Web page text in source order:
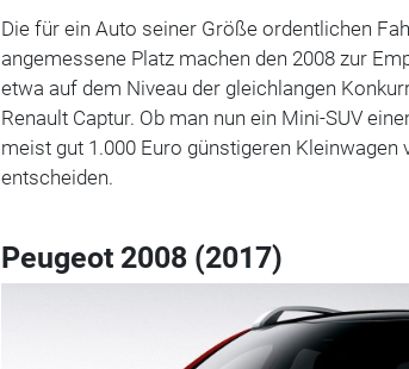
Die für ein Auto seiner Größe ordentlichen
angemessene Platz machen den 2008 zur
etwa auf dem Niveau der gleichlangen
Renault Captur. Ob man nun ein Mini-SUV
meist gut 1.000 Euro günstigeren Kleinwagen
entscheiden.
Peugeot 2008 (2017)